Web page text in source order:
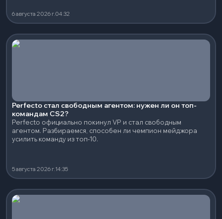
6 августа 2026 г.04:32
Perfecto стал свободным агентом: нужен ли он топ-
командам CS2?
Perfecto официально покинул VP и стал свободным
агентом. Разбираемся, способен ли чемпион мейджора
усилить команду из топ-10.
5 августа 2026 г.14:35